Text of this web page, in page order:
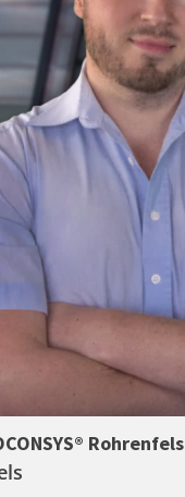
Rohrenfels